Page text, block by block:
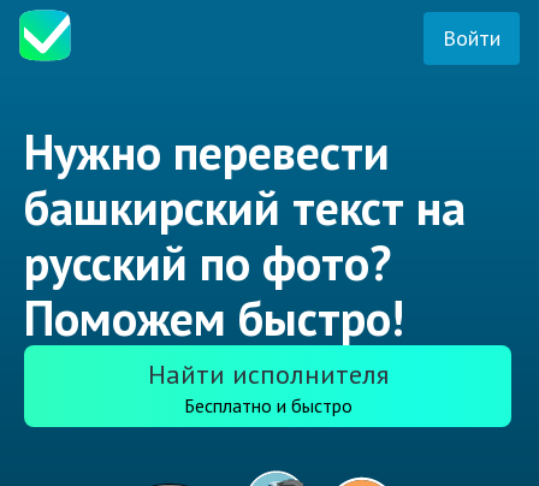
Войти
Нужно перевести
башкирский текст на
русский по фото?
Поможем быстро!
Найти исполнителя
Бесплатно и быстро